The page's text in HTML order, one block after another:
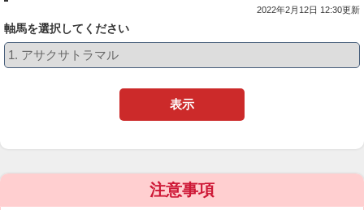
2022年2月12日 12:30更新
軸馬を選択してください
表示
注意事項